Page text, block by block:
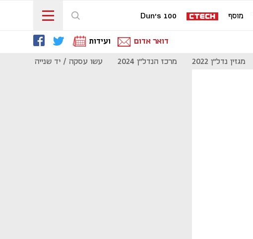
מוסף Dun's 100
דואר אדום ועידות
מגזין נדל"ן 2022 מרכז הנדל"ן 2024 עשו עסקה / יד שנייה